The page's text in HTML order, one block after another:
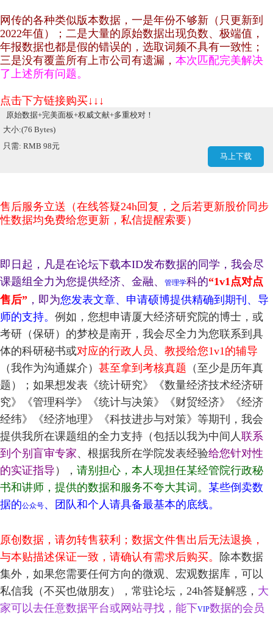
网传的各种类似版本数据，一是年份不够新（只更新到
2022年值）；二是大量的原始数据出现负数、极端值，
年报数据也都是假的错误的，选取词频不具有一致性；
三是没有覆盖所有上市公司有遗漏， 本次匹配完美解决
了上述所有问题。
点击下方链接购买↓↓↓
原始数据+完美面板+权威文献+多重校对！
大小:(76 Bytes)
只需: RMB 98元
马上下载
售后服务立送（在线答疑24h回复，之后若更新股价同步
性数据均免费给您更新，私信提醒索要）
即日起，凡是在论坛下载本ID发布数据的同学，我会尽
课题组全力为您提供经济、金融、
管理学科的“1v1点对点
售后” ，即为您发表文章、申请硕博提供精确到期刊、导
师的支持。 例如，您想申请厦大经济研究院的博士，或
考研（保研）的梦校是南开，我会尽全力为您联系到具
体的科研秘书或对应的行政人员、教授给您1v1的辅导
（我作为沟通媒介） 甚至拿到考核真题 （至少是历年真
题）；如果想发表《统计研究》《数量经济技术经济研
究》《管理科学》《统计与决策》《财贸经济》《经济
经纬》《经济地理》《科技进步与对策》等期刊，我会
提供我所在课题组的全力支持（包括以我为中间人 联系
到个别盲审专家、根据我所在学院发表经验给您针对性
的实证指导 ）， 请别担心，本人现担任某经管院行政秘
书和讲师，提供的数据和服务不夸大其词。 某些倒卖数
据的公众号、团队和个人请具备最基本的底线。
原创数据，请勿转售获利；数据文件售出后无法退换，
与本贴描述保证一致，请确认有需求后购买。 除本数据
集外，如果您需要任何方向的微观、宏观数据库，可以
私信我（不买也做朋友），常驻论坛，24h答疑解惑， 大
家可以去任意数据平台或网站寻找，能下VIP数据的会员